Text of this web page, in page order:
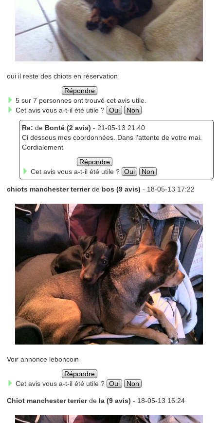
oui il reste des chiots en réservation
Répondre
5 sur 7 personnes ont trouvé cet avis utile.
Cet avis vous a-t-il été utile ? Oui Non
Re: de Bonté (2 avis) - 21-05-13 21:40
Ci dessous mes coordonnées. Dans l'attente de votre mai.
Cordialement
Répondre
Cet avis vous a-t-il été utile ? Oui Non
chiots manchester terrierde bos (9 avis) - 18-05-13 17:22
Voir annonce leboncoin
Répondre
Cet avis vous a-t-il été utile ? Oui Non
Chiot manchester terrierde la (9 avis) - 18-05-13 16:24